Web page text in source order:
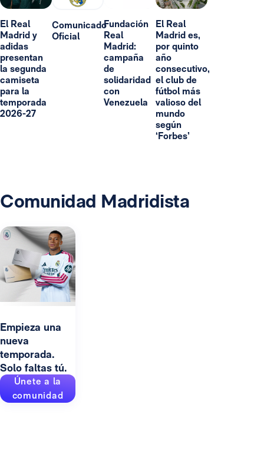
El Real
Madrid y
adidas
presentan
la segunda
camiseta
para la
temporada
2026-27
Comunicado
Oficial
Fundación
Real
Madrid:
campaña
de
solidaridad
con
Venezuela
El Real
Madrid es,
por quinto
año
consecutivo,
el club de
fútbol más
valioso del
mundo
según
‘Forbes’
Comunidad Madridista
Empieza una
nueva
temporada.
Solo faltas tú.
Únete a la
comunidad